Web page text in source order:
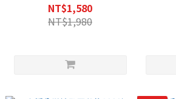
NT$1,580
NT$1,980